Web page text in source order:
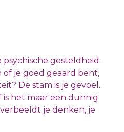
psychische gesteldheid.
of je goed geaard bent,
De stam is je gevoel.
het maar een dunnig
je denken, je